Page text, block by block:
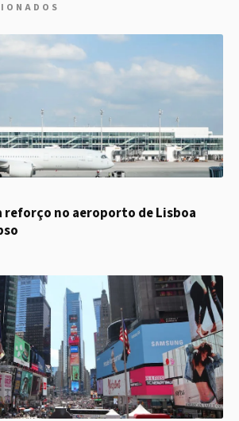
reforço no aeroporto de Lisboa